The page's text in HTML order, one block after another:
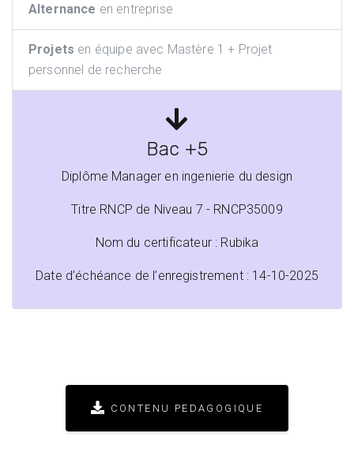
Alternance en entreprise
Projets en équipe avec Mastère 1 + Projet
personnel de recherche
Bac +5
Diplôme Manager en ingenierie du design
Titre RNCP de Niveau 7 - RNCP35009
Nom du certificateur : Rubika
Date d’échéance de l’enregistrement : 14-10-2025
CONTENU PEDAGOGIQUE